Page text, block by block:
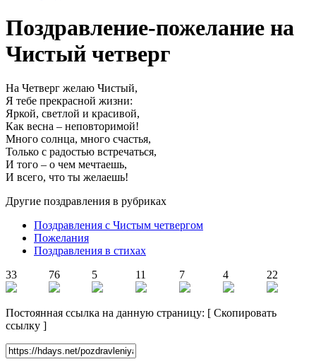
Поздравление-пожелание на
Чистый четверг
На Четверг желаю Чистый,
Я тебе прекрасной жизни:
Яркой, светлой и красивой,
Как весна – неповторимой!
Много солнца, много счастья,
Только с радостью встречаться,
И того – о чем мечтаешь,
И всего, что ты желаешь!
Другие поздравления в рубриках
Поздравления с Чистым четвергом
Пожелания
Поздравления в стихах
33
76 5 11 7 4 22
Постоянная ссылка на данную страницу: [ Скопировать
ссылку ]